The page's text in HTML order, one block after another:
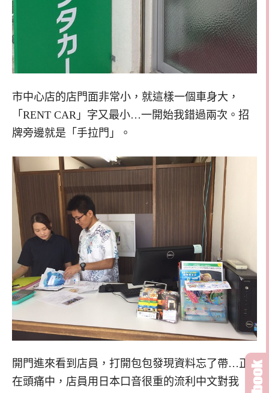
市中心店的店門面非常小，就這樣一個車身大，
「RENT CAR」字又最小…一開始我錯過兩次。招
牌旁邊就是「手拉門」。
開門進來看到店員，打開包包發現資料忘了帶…正
在頭痛中，店員用日本口音很重的流利中文對我